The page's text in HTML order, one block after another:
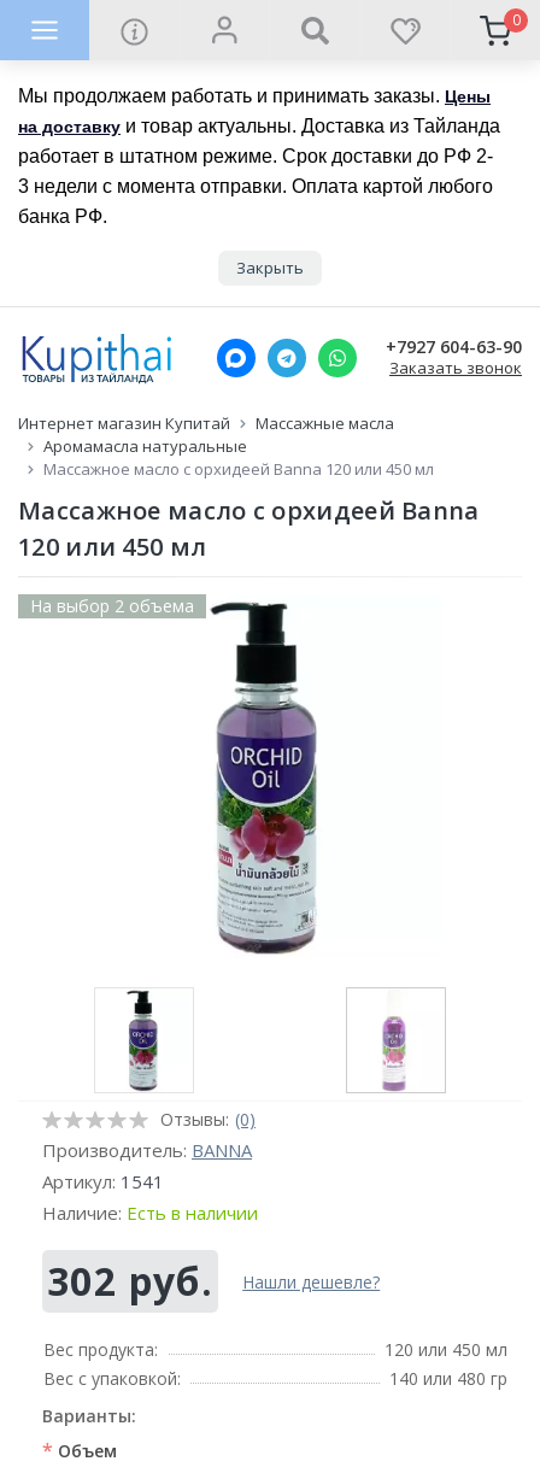
Мы продолжаем работать и принимать заказы. Цены
на доставку и товар актуальны. Доставка из Тайланда
работает в штатном режиме. Срок доставки до РФ 2-
3 недели с момента отправки. Оплата картой любого
банка РФ.
Закрыть
0
+7927 604-63-90
Заказать звонок
Интернет магазин Купитай
Массажные масла
Аромамасла натуральные
Массажное масло с орхидеей Banna 120 или 450 мл
Массажное масло с орхидеей Banna
120 или 450 мл
На выбор 2 объема
Отзывы: (0)
Производитель: BANNA
Артикул: 1541
Наличие: Есть в наличии
302 руб. Нашли дешевле?
Вес продукта:
120 или 450 мл
Вес с упаковкой:
140 или 480 гр
Варианты:
* Объем